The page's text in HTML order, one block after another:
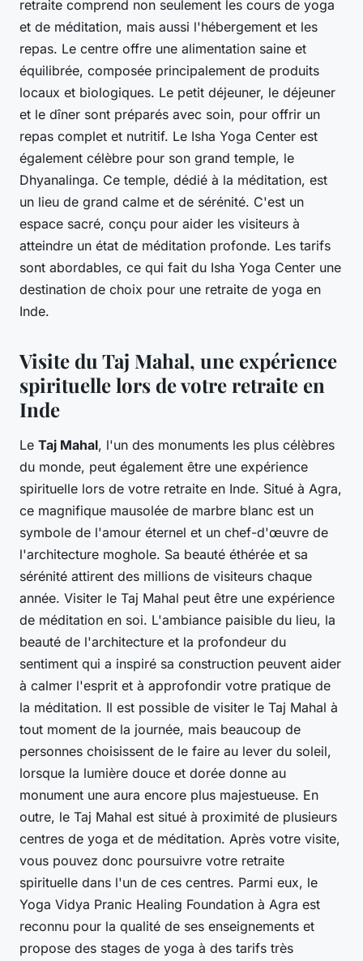
retraite comprend non seulement les cours de yoga
et de méditation, mais aussi l'hébergement et les
repas. Le centre offre une alimentation saine et
équilibrée, composée principalement de produits
locaux et biologiques. Le petit déjeuner, le déjeuner
et le dîner sont préparés avec soin, pour offrir un
repas complet et nutritif. Le Isha Yoga Center est
également célèbre pour son grand temple, le
Dhyanalinga. Ce temple, dédié à la méditation, est
un lieu de grand calme et de sérénité. C'est un
espace sacré, conçu pour aider les visiteurs à
atteindre un état de méditation profonde. Les tarifs
sont abordables, ce qui fait du Isha Yoga Center une
destination de choix pour une retraite de yoga en
Inde.
Visite du Taj Mahal, une expérience
spirituelle lors de votre retraite en
Inde
Le Taj Mahal, l'un des monuments les plus célèbres
du monde, peut également être une expérience
spirituelle lors de votre retraite en Inde. Situé à Agra,
ce magnifique mausolée de marbre blanc est un
symbole de l'amour éternel et un chef-d'œuvre de
l'architecture moghole. Sa beauté éthérée et sa
sérénité attirent des millions de visiteurs chaque
année. Visiter le Taj Mahal peut être une expérience
de méditation en soi. L'ambiance paisible du lieu, la
beauté de l'architecture et la profondeur du
sentiment qui a inspiré sa construction peuvent aider
à calmer l'esprit et à approfondir votre pratique de
la méditation. Il est possible de visiter le Taj Mahal à
tout moment de la journée, mais beaucoup de
personnes choisissent de le faire au lever du soleil,
lorsque la lumière douce et dorée donne au
monument une aura encore plus majestueuse. En
outre, le Taj Mahal est situé à proximité de plusieurs
centres de yoga et de méditation. Après votre visite,
vous pouvez donc poursuivre votre retraite
spirituelle dans l'un de ces centres. Parmi eux, le
Yoga Vidya Pranic Healing Foundation à Agra est
reconnu pour la qualité de ses enseignements et
propose des stages de yoga à des tarifs très